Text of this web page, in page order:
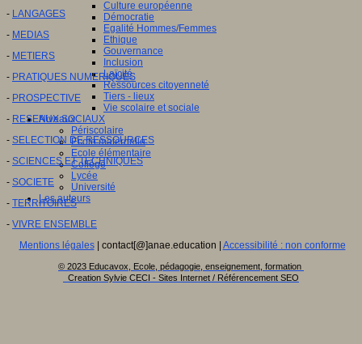
Culture européenne
Démocratie
Egalité Hommes/Femmes
Ethique
Gouvernance
Inclusion
Laïcité
Ressources citoyenneté
Tiers - lieux
Vie scolaire et sociale
Niveaux
Périscolaire
Ecole maternelle
Ecole élémentaire
Collège
Lycée
Université
Les auteurs
- LANGAGES
- MEDIAS
- METIERS
- PRATIQUES NUMERIQUES
- PROSPECTIVE
- RESEAUX SOCIAUX
- SELECTION DE RESSOURCES
- SCIENCES ET TECHNIQUES
- SOCIETE
- TERRITOIRES
- VIVRE ENSEMBLE
Mentions légales| contact[@]anae.education | Accessibilité : non conforme
© 2023 Educavox, Ecole, pédagogie, enseignement, formation
Creation Sylvie CECI - Sites Internet / Référencement SEO